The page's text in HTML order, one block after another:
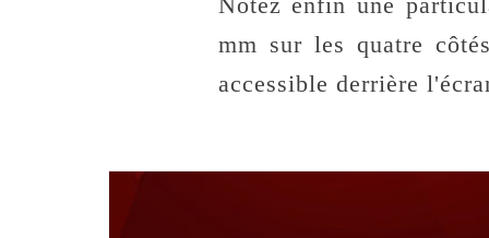
mm sur les quatre
accessible derrière